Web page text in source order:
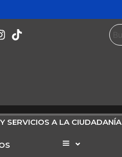
SERVICIOS A LA CIUDADANÍA
Elemento